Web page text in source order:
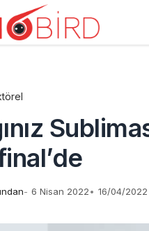
6 Nisan 2022 16/04/